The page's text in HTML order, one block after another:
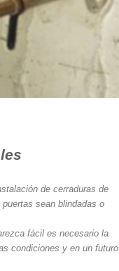
de cerraduras de
sean blindadas o
fácil es necesario la
condiciones y en un futuro